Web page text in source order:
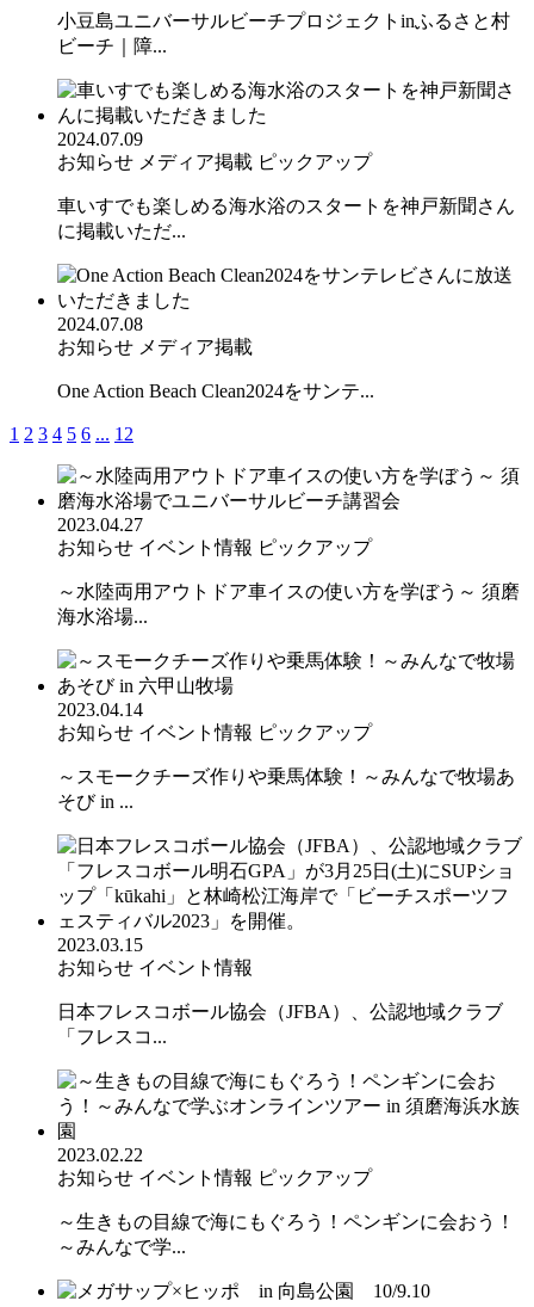
小豆島ユニバーサルビーチプロジェクトinふるさと村
ビーチ｜障...
2024.07.09
お知らせ メディア掲載 ピックアップ
車いすでも楽しめる海水浴のスタートを神戸新聞さん
に掲載いただ...
2024.07.08
お知らせ メディア掲載
One Action Beach Clean2024をサンテ...
1 2 3 4 5 6 ... 12
2023.04.27
お知らせ イベント情報 ピックアップ
～水陸両用アウトドア車イスの使い方を学ぼう～ 須磨
海水浴場...
2023.04.14
お知らせ イベント情報 ピックアップ
～スモークチーズ作りや乗馬体験！～みんなで牧場あ
そび in ...
2023.03.15
お知らせ イベント情報
日本フレスコボール協会（JFBA）、公認地域クラブ
「フレスコ...
2023.02.22
お知らせ イベント情報 ピックアップ
～生きもの目線で海にもぐろう！ペンギンに会おう！
～みんなで学...